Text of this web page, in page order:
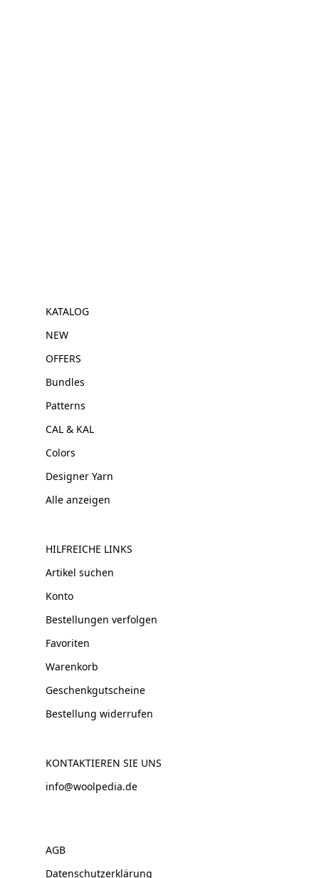
KATALOG
NEW
OFFERS
Bundles
Patterns
CAL & KAL
Colors
Designer Yarn
Alle anzeigen
HILFREICHE LINKS
Artikel suchen
Konto
Bestellungen verfolgen
Favoriten
Warenkorb
Geschenkgutscheine
Bestellung widerrufen
KONTAKTIEREN SIE UNS
info@woolpedia.de
AGB
Datenschutzerklärung